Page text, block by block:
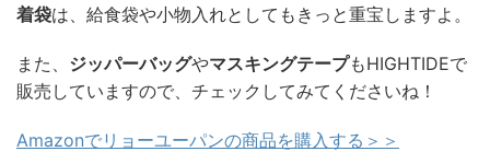
着袋は、給食袋や小物入れとしてもきっと重宝しますよ。
また、 ジッパーバッグやマスキングテープもHIGHTIDEで
販売していますので、チェックしてみてくださいね！
Amazonでリョーユーパンの商品を購入する＞＞